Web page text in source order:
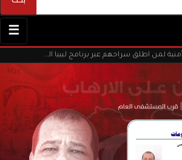
☰
بطاقة أمنية لمن اطلق سراحهم عبر برنامج ليبيا الغد المراجعات داخل السجون الليبية.